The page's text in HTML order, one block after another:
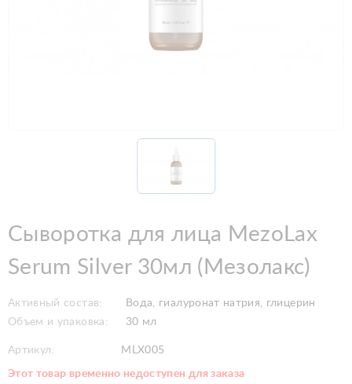
Сыворотка для лица MezoLax
Serum Silver 30мл (Мезолакс)
Активный состав:
Вода, гиалуронат натрия, глицерин
Объем и упаковка:
30 мл
Артикул: MLX005
Этот товар временно недоступен для заказа